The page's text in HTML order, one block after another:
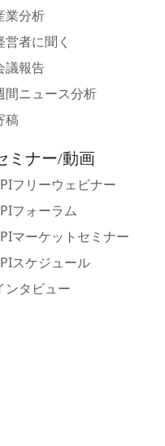
業分析
営者に聞く
議報告
間ニュース分析
稿
ミナー/動画
フリーウェビナー
フォーラム
マーケットセミナー
スケジュール
ンタビュー